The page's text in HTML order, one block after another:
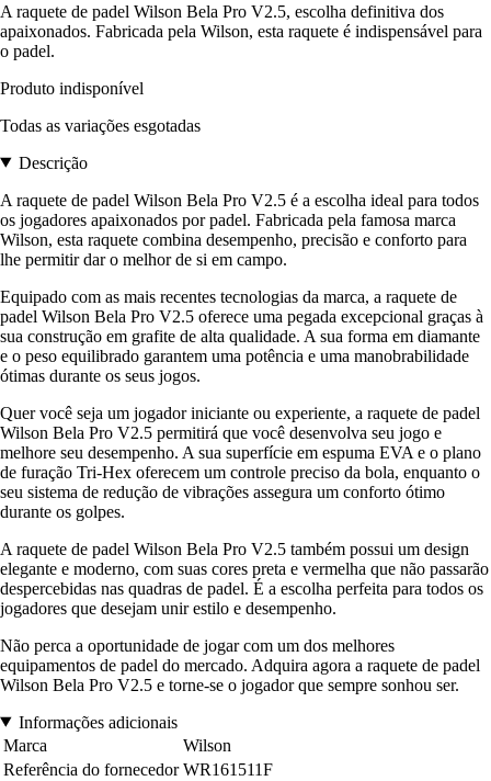
A raquete de padel Wilson Bela Pro V2.5, escolha definitiva dos
apaixonados. Fabricada pela Wilson, esta raquete é indispensável para
o padel.
Produto indisponível
Todas as variações esgotadas
Descrição
A raquete de padel Wilson Bela Pro V2.5 é a escolha ideal para todos
os jogadores apaixonados por padel. Fabricada pela famosa marca
Wilson, esta raquete combina desempenho, precisão e conforto para
lhe permitir dar o melhor de si em campo.
Equipado com as mais recentes tecnologias da marca, a raquete de
padel Wilson Bela Pro V2.5 oferece uma pegada excepcional graças à
sua construção em grafite de alta qualidade. A sua forma em diamante
e o peso equilibrado garantem uma potência e uma manobrabilidade
ótimas durante os seus jogos.
Quer você seja um jogador iniciante ou experiente, a raquete de padel
Wilson Bela Pro V2.5 permitirá que você desenvolva seu jogo e
melhore seu desempenho. A sua superfície em espuma EVA e o plano
de furação Tri-Hex oferecem um controle preciso da bola, enquanto o
seu sistema de redução de vibrações assegura um conforto ótimo
durante os golpes.
A raquete de padel Wilson Bela Pro V2.5 também possui um design
elegante e moderno, com suas cores preta e vermelha que não passarão
despercebidas nas quadras de padel. É a escolha perfeita para todos os
jogadores que desejam unir estilo e desempenho.
Não perca a oportunidade de jogar com um dos melhores
equipamentos de padel do mercado. Adquira agora a raquete de padel
Wilson Bela Pro V2.5 e torne-se o jogador que sempre sonhou ser.
Informações adicionais
Marca
Wilson
Referência do fornecedor WR161511F